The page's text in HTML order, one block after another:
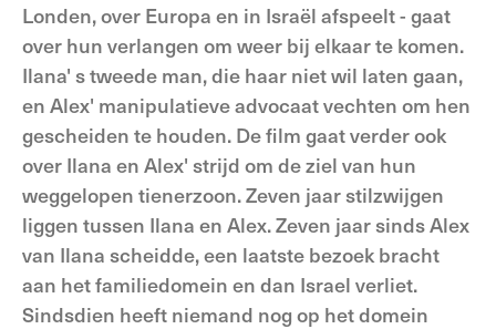
Londen, over Europa en in Israël afspeelt - gaat
over hun verlangen om weer bij elkaar te komen.
Ilana' s tweede man, die haar niet wil laten gaan,
en Alex' manipula­tieve advocaat vechten om hen
geschei­den te houden. De film gaat verder ook
over Ilana en Alex' strijd om de ziel van hun
weggelopen tienerzoon. Zeven jaar stilzwijgen
liggen tussen Ilana en Alex. Zeven jaar sinds Alex
van Ilana scheid­de, een laatste bezoek bracht
aan het familiedomein en dan Israel verliet.
Sindsdien heeft niemand nog op het domein